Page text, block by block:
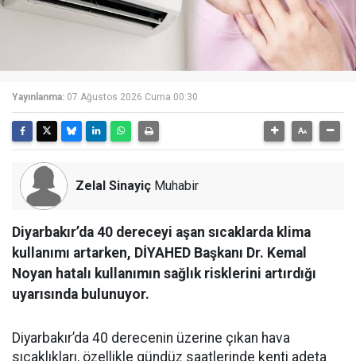
Yayınlanma: 07 Ağustos 2026 Cuma 00:30
Zelal Sinayiç Muhabir
Diyarbakır’da 40 dereceyi aşan sıcaklarda klima
kullanımı artarken, DİYAHED Başkanı Dr. Kemal
Noyan hatalı kullanımın sağlık risklerini artırdığı
uyarısında bulunuyor.
Diyarbakır’da 40 derecenin üzerine çıkan hava
sıcaklıkları, özellikle gündüz saatlerinde kenti adeta